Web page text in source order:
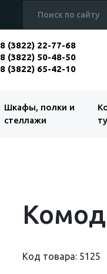
8 (3822) 22-77-68
8 (3822) 50-48-50
8 (3822) 65-42-10
Шкафы, полки и
стеллажи
Код товара: 5125